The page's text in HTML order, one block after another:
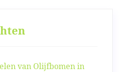
van Olijfbomen in